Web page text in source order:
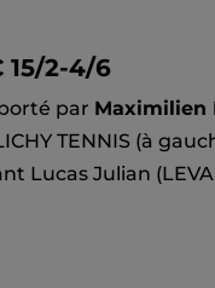
15/2-4/6
par Maximilien
TENNIS (à
Lucas Julian